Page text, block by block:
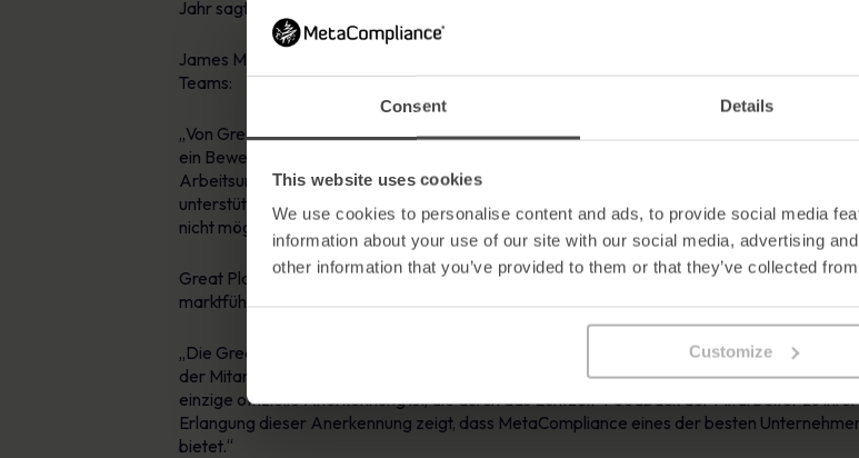
Consent Details
This website uses cookies
We use cookies to personalise content and ads, to provide social media
information about your use of our site with our social media, advertising
other information that you’ve provided to them or that they’ve collected
Customize
Jahr sagten 100 % der Mitarbeiter, dass man sich bei uns willkommen fühlt, wenn man in das
James MacKay, CEO von MetaCompliance, bedankte sich für die Great Place to Work®
Teams:
„Von Great Place to Work® im Jahr 2024 zertifiziert zu werden, ist eine große Ehre und
ein Beweis für die harte Arbeit und das Engagement unseres gesamten Teams. Unser
Arbeitsumfeld ist ein Schlüsselfaktor für unseren Erfolg, der es uns ermöglicht, innovative
unterstützen. Diese Leistung wäre ohne das unermüdliche Engagement unserer
nicht möglich gewesen.“
Great Place To Work® ist die weltweite Autorität für Arbeitsplatzkultur,
marktführenden Umsätzen, Mitarbeiterbindung und mehr Innovation führt.
„Die Great Place To Work Zertifizierung ist eine sehr begehrte Auszeichnung, die ein
der Mitarbeiter erfordert“, sagt Sarah Lewis-Kulin, Vice President of Global Recognition
einzige offizielle Anerkennung ist, die durch das Echtzeit-Feedback der Mitarbeiter zu
Erlangung dieser Anerkennung zeigt, dass MetaCompliance eines der besten
bietet.“